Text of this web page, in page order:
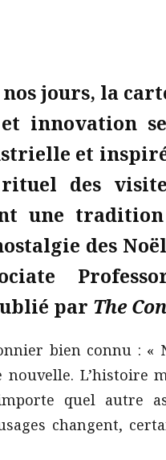
nos jours, la
innovation
et
des
une
des
par The
bien connu : «
nouvelle. L’histoire
quel autre
changent,